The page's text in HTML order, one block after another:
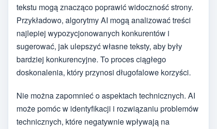
tekstu mogą znacząco poprawić widoczność strony.
Przykładowo, algorytmy AI mogą analizować treści
najlepiej wypozycjonowanych konkurentów i
sugerować, jak ulepszyć własne teksty, aby były
bardziej konkurencyjne. To proces ciągłego
doskonalenia, który przynosi długofalowe korzyści.
Nie można zapomnieć o aspektach technicznych. AI
może pomóc w identyfikacji i rozwiązaniu problemów
technicznych, które negatywnie wpływają na